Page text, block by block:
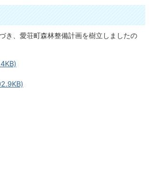
、愛荘町森林整備計画を樹立しましたの